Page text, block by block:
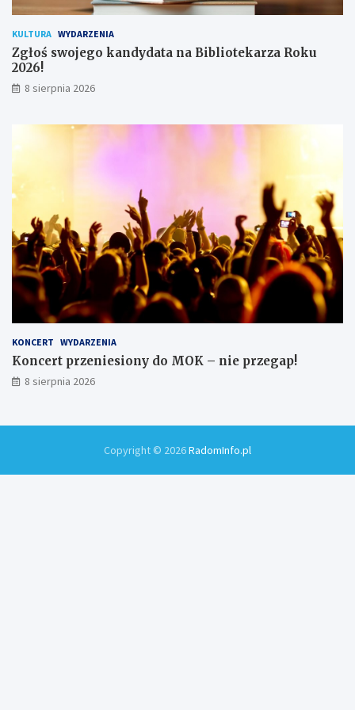
i
ó
w
KULTURA WYDARZENIA
Zgłoś swojego kandydata na Bibliotekarza Roku
2026!
8 sierpnia 2026
KONCERT WYDARZENIA
Koncert przeniesiony do MOK – nie przegap!
8 sierpnia 2026
Copyright © 2026RadomInfo.pl